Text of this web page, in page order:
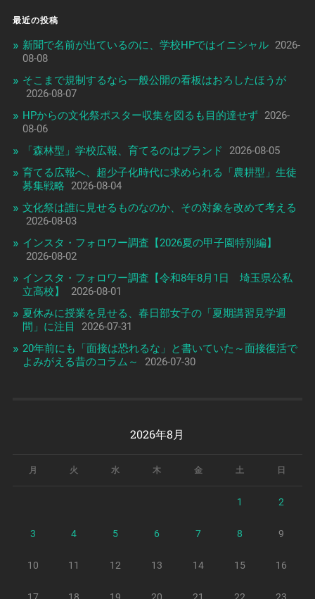
最近の投稿
新聞で名前が出ているのに、学校HPではイニシャル 2026-
08-08
そこまで規制するなら一般公開の看板はおろしたほうが
2026-08-07
HPからの文化祭ポスター収集を図るも目的達せず 2026-
08-06
「森林型」学校広報、育てるのはブランド
2026-08-05
育てる広報へ、超少子化時代に求められる「農耕型」生徒
募集戦略
2026-08-04
文化祭は誰に見せるものなのか、その対象を改めて考える
2026-08-03
インスタ・フォロワー調査【2026夏の甲子園特別編】
2026-08-02
インスタ・フォロワー調査【令和8年8月1日 埼玉県公私
立高校】
2026-08-01
夏休みに授業を見せる、春日部女子の「夏期講習見学週
間」に注目
2026-07-31
20年前にも「面接は恐れるな」と書いていた～面接復活で
よみがえる昔のコラム～
2026-07-30
2026年8月
月 火 水 木 金 土 日
1 2
3 4 5 6 7 8 9
10 11 12 13 14 15 16
17 18 19 20 21 22 23